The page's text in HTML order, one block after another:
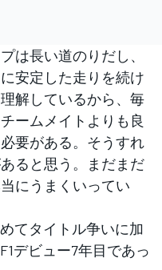
は長い道のりだし、
安定した走りを続け
解しているから、毎
ームメイトよりも良
要がある。そうすれ
ると思う。まだまだ
にうまくいってい
てタイトル争いに加
デビュー7年目であっ